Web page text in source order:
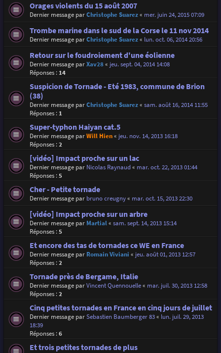
Orages violents du 15 août 2007
Dernier message parChristophe Suarez« mer. juin 24, 2015 07:09
Trombe marine dans le sud de la Corse le 11 nov 2014
Dernier message parChristophe Suarez« lun. oct. 06, 2014 20:56
Retour sur le foudroiement d'une éolienne
Dernier message parXav28« jeu. sept. 04, 2014 14:08
Réponses : 14
Suspicion de Tornade - Eté 1983, commune de Brion
(38)
Dernier message parChristophe Suarez« sam. août 16, 2014 11:55
Réponses : 1
Super-typhon Haiyan cat.5
Dernier message parWill Hien« jeu. nov. 14, 2013 16:18
Réponses :2
[vidéo] Impact proche sur un lac
Dernier message par Nicolas Raynaud« mar. oct. 22, 2013 01:44
Réponses :5
Cher - Petite tornade
Dernier message par bruno creugny« mar. oct. 15, 2013 22:30
[vidéo] Impact proche sur un arbre
Dernier message par Martial« sam. sept. 14, 2013 15:14
Réponses :5
Et encore des tas de tornades ce WE en France
Dernier message par Romain Viviani « jeu. août 01, 2013 12:57
Réponses :2
Tornade près de Bergame, Italie
Dernier message parVincent Quennouelle« mar. juil. 30, 2013 12:58
Réponses :2
Cinq petites tornades en France en cinq jours de juillet
Dernier message parSebastien Baumberger 83« lun. juil. 29, 2013
18:39
Réponses :6
Et trois petites tornades de plus